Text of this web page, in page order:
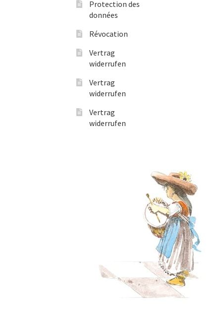
Protection des
données
Révocation
Vertrag
widerrufen
Vertrag
widerrufen
Vertrag
widerrufen